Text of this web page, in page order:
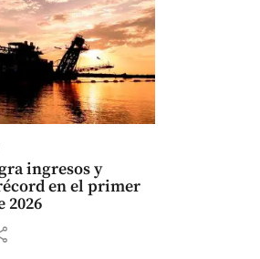
ingresos y
en el primer
2026